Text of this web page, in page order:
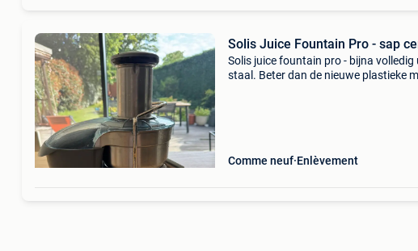
Solis Juice Fountain Pro - sap
Solis juice fountain pro - bijna
staal. Beter dan de nieuwe plastieke
Comme neuf Enlèvement